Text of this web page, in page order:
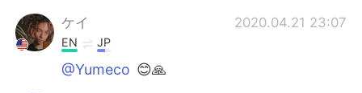
ケイ 2020.04.21 23:07
EN JP
@Yumeco 😊🙏